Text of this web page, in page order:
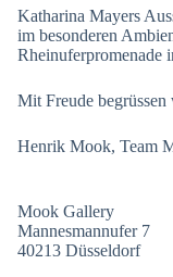
Katharina Mayers
im besonderen
Rheinuferpromenade
Mit Freude
Henrik Mook, Team
Mook Gallery
Mannesmannufer 7
40213 Düsseldorf